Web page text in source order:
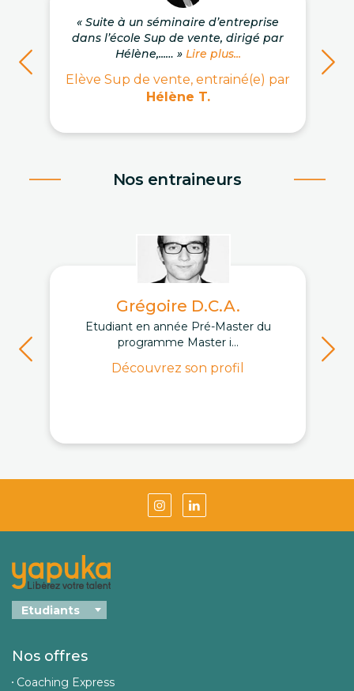
« Suite à un séminaire d’entreprise
dans l’école Sup de vente, dirigé par
Hélène,...… » Lire plus...
Elève Sup de vente, entrainé(e) par
Hélène T.
Nos entraineurs
Grégoire D.C.A.
Etudiant en année Pré-Master du
programme Master i...
Découvrez son profil
Nos offres
Coaching Express